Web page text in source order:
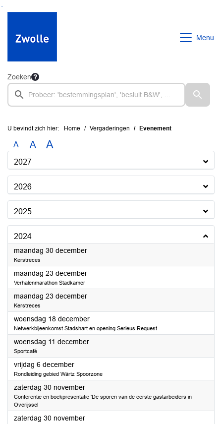
Ga naar de inhoud van deze pagina
Ga naar het zoeken
Ga naar het menu
Menu
Zoeken
U bevindt zich hier: Home Vergaderingen Evenement
A A A
2027
2026
2025
2024
maandag 30 december2024
Kerstreces
maandag 23 december2024
Verhalenmarathon Stadkamer
maandag 23 december2024
Kerstreces
woensdag 18 december2024
Netwerkbijeenkomst Stadshart en opening Serieus Request
woensdag 11 december2024
Sportcafé
vrijdag 6 december2024
Rondleiding gebied Wärtz Spoorzone
zaterdag 30 november2024
Conferentie en boekpresentatie 'De sporen van de eerste gastarbeiders in
Overijssel
zaterdag 30 november2024